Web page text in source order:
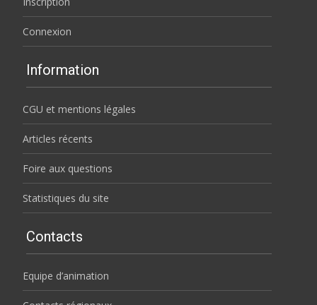
Connexion
Information
CGU et mentions légales
Articles récents
Foire aux questions
Statistiques du site
Contacts
Equipe d’animation